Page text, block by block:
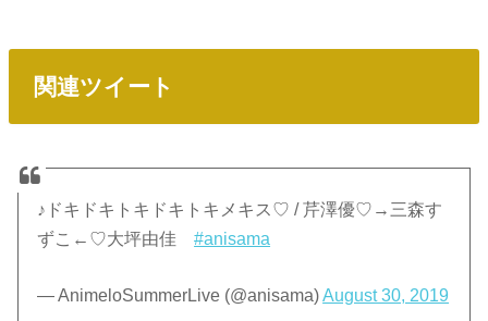
関連ツイート
♪ドキドキトキドキトキメキス♡ / 芹澤優♡→三森す
ずこ←♡大坪由佳#anisama
— AnimeloSummerLive (@anisama)August 30, 2019